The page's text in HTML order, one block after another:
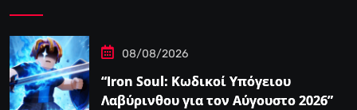
08/08/2026
“Iron Soul: Κωδικοί Υπόγειου
Λαβύρινθου για τον Αύγουστο 2026”